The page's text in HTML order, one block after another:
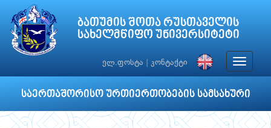
ბათუმის შოთა რუსთაველის
სახელმწიფო უნივერსიტეტი
ელ.ფოსტა კონტაქტი
Toggle
საერთაშორისო ურთიერთობების სამსახური